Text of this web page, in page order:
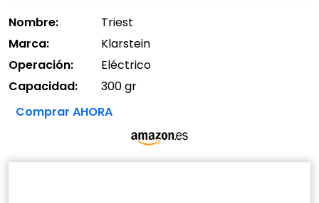
Nombre:
Triest
Marca:
Klarstein
Operación:
Eléctrico
Capacidad:
300 gr
Comprar AHORA